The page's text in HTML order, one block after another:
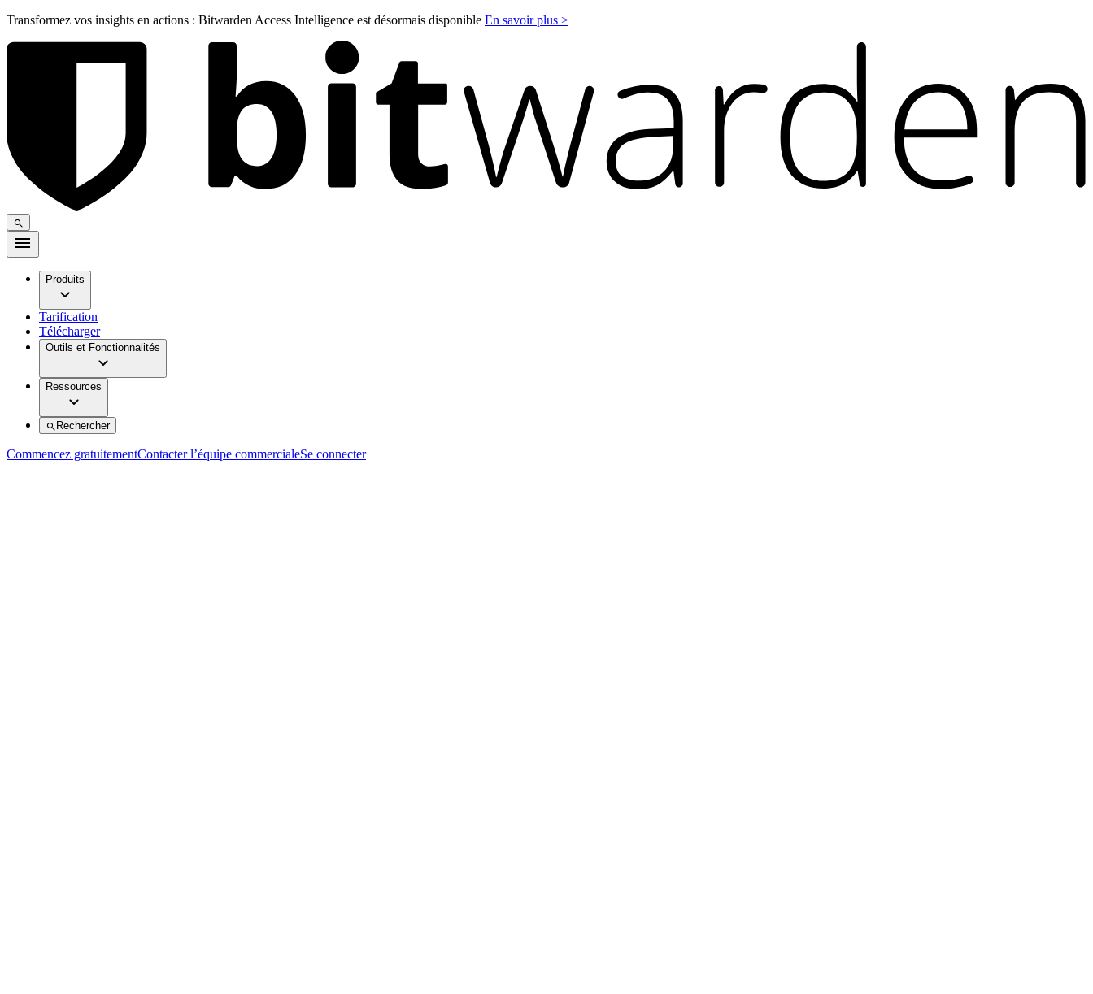
Transformez vos insights en actions : Bitwarden Access Intelligence est désormais disponible En savoir plus >
Produits
Tarification
Télécharger
Outils et Fonctionnalités
Ressources
Rechercher
Commencez gratuitementContacter l’équipe commercialeSe connecter